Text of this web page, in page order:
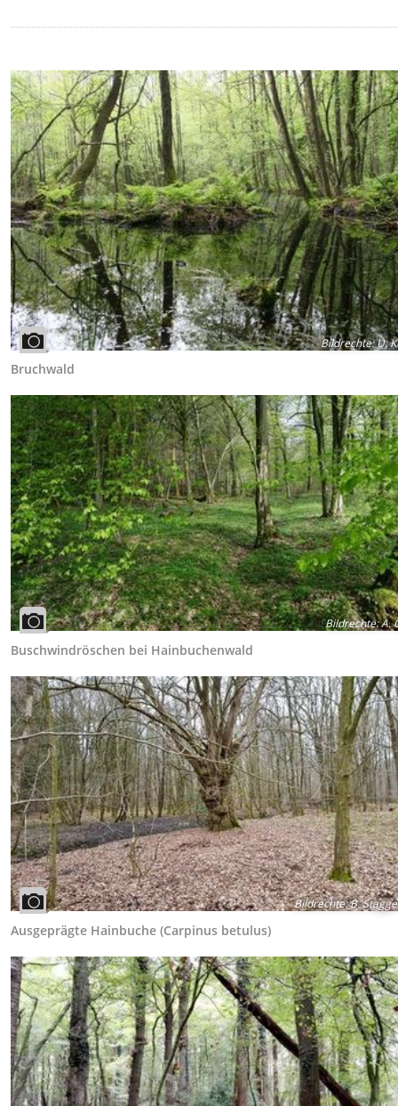
Bildrechte:U.
Bruchwald
Bildrechte:A.
Buschwindröschen bei Hainbuchenwald
Bildrechte:B.
Ausgeprägte Hainbuche (Carpinus betulus)